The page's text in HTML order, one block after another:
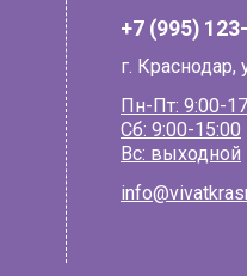
+7 (995)
г.
Пн-Пт: 9:00-
Сб: 9:00-15:00
Вс: выходной